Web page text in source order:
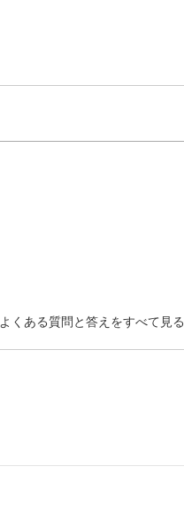
よくある質問と答えをすべて見る